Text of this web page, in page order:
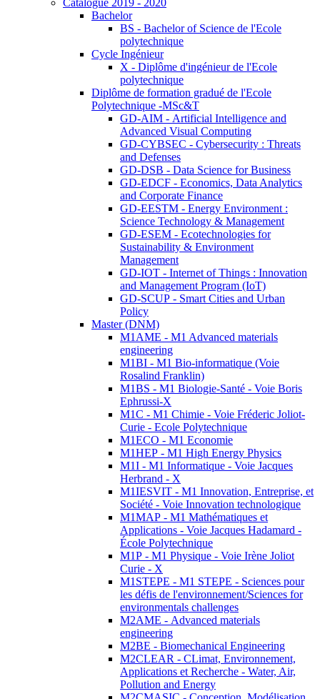
Catalogue 2019 - 2020
Bachelor
BS - Bachelor of Science de l'Ecole
polytechnique
Cycle Ingénieur
X - Diplôme d'ingénieur de l'Ecole
polytechnique
Diplôme de formation gradué de l'Ecole
Polytechnique -MSc&T
GD-AIM - Artificial Intelligence and
Advanced Visual Computing
GD-CYBSEC - Cybersecurity : Threats
and Defenses
GD-DSB - Data Science for Business
GD-EDCF - Economics, Data Analytics
and Corporate Finance
GD-EESTM - Energy Environment :
Science Technology & Management
GD-ESEM - Ecotechnologies for
Sustainability & Environment
Management
GD-IOT - Internet of Things : Innovation
and Management Program (IoT)
GD-SCUP - Smart Cities and Urban
Policy
Master (DNM)
M1AME - M1 Advanced materials
engineering
M1BI - M1 Bio-informatique (Voie
Rosalind Franklin)
M1BS - M1 Biologie-Santé - Voie Boris
Ephrussi-X
M1C - M1 Chimie - Voie Fréderic Joliot-
Curie - Ecole Polytechnique
M1ECO - M1 Economie
M1HEP - M1 High Energy Physics
M1I - M1 Informatique - Voie Jacques
Herbrand - X
M1IESVIT - M1 Innovation, Entreprise, et
Société - Voie Innovation technologique
M1MAP - M1 Mathématiques et
Applications - Voie Jacques Hadamard -
École Polytechnique
M1P - M1 Physique - Voie Irène Joliot
Curie - X
M1STEPE - M1 STEPE - Sciences pour
les défis de l'environnement/Sciences for
environmentals challenges
M2AME - Advanced materials
engineering
M2BE - Biomechanical Engineering
M2CLEAR - CLimat, Environnement,
Applications et Recherche - Water, Air,
Pollution and Energy